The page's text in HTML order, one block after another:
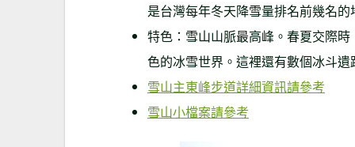
是台灣每年冬天降雪量排名前幾名
特色：雪山山脈最高峰。春夏交際
色的冰雪世界。這裡還有數個冰斗
雪山主東峰步道詳細資訊請參考
雪山小檔案請參考